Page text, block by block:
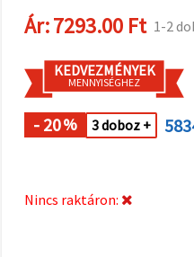
sütit, vagy
megadhatja
preferenciáit
az adott
kiválasztásával
és a
Ár:7293.00 Ft 1-2
KEDVEZMÉNYEK
MENNYISÉGHEZ
- 20% 3 doboz +
Nincs raktáron: